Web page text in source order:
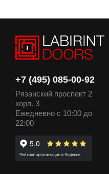
+7 (495) 085-00-92
Рязанский проспект 2
корп. 3
Ежедневно с 10:00 до
22:00